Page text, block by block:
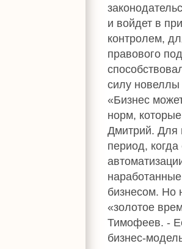
и войдет в
контролем,
правового
силу новеллы
«Бизнес
норм,
Дмитрий. Для
период,
бизнесом. Но
«золотое
Тимофеев. -
бизнес-